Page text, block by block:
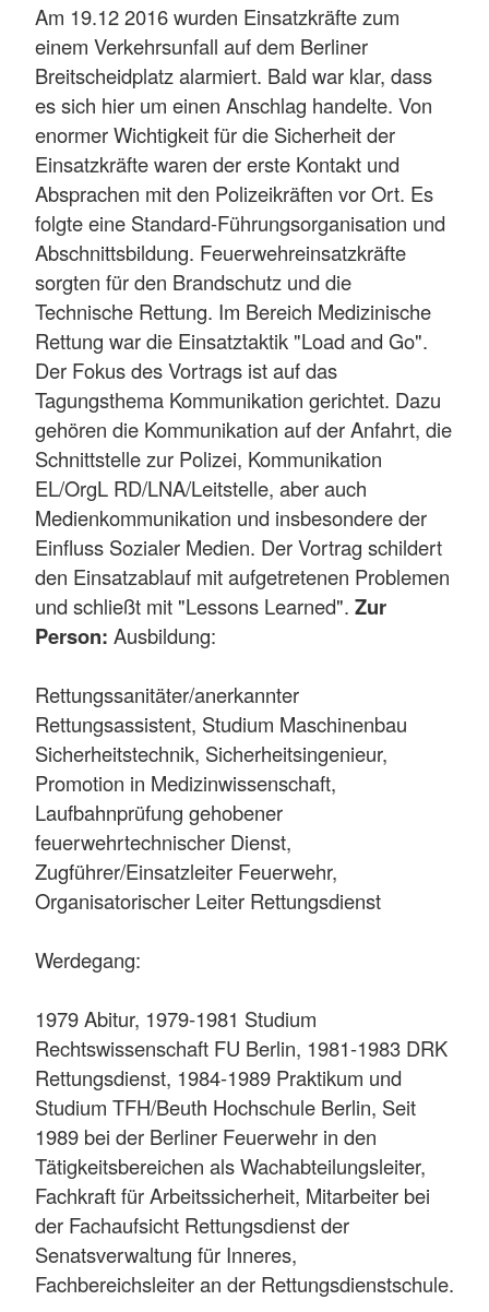
Am 19.12 2016 wurden Einsatzkräfte zum
einem Verkehrsunfall auf dem Berliner
Breitscheidplatz alarmiert. Bald war klar, dass
es sich hier um einen Anschlag handelte. Von
enormer Wichtigkeit für die Sicherheit der
Einsatzkräfte waren der erste Kontakt und
Absprachen mit den Polizeikräften vor Ort. Es
folgte eine Standard-Führungsorganisation und
Abschnittsbildung. Feuerwehreinsatzkräfte
sorgten für den Brandschutz und die
Technische Rettung. Im Bereich Medizinische
Rettung war die Einsatztaktik "Load and Go".
Der Fokus des Vortrags ist auf das
Tagungsthema Kommunikation gerichtet. Dazu
gehören die Kommunikation auf der Anfahrt, die
Schnittstelle zur Polizei, Kommunikation
EL/OrgL RD/LNA/Leitstelle, aber auch
Medienkommunikation und insbesondere der
Einfluss Sozialer Medien. Der Vortrag schildert
den Einsatzablauf mit aufgetretenen Problemen
und schließt mit "Lessons Learned". Zur
Person: Ausbildung:
Rettungssanitäter/anerkannter
Rettungsassistent, Studium Maschinenbau
Sicherheitstechnik, Sicherheitsingenieur,
Promotion in Medizinwissenschaft,
Laufbahnprüfung gehobener
feuerwehrtechnischer Dienst,
Zugführer/Einsatzleiter Feuerwehr,
Organisatorischer Leiter Rettungsdienst
Werdegang:
1979 Abitur, 1979-1981 Studium
Rechtswissenschaft FU Berlin, 1981-1983 DRK
Rettungsdienst, 1984-1989 Praktikum und
Studium TFH/Beuth Hochschule Berlin, Seit
1989 bei der Berliner Feuerwehr in den
Tätigkeitsbereichen als Wachabteilungsleiter,
Fachkraft für Arbeitssicherheit, Mitarbeiter bei
der Fachaufsicht Rettungsdienst der
Senatsverwaltung für Inneres,
Fachbereichsleiter an der Rettungsdienstschule.